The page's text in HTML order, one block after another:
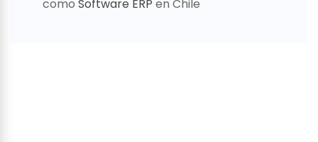
como Software ERP en Chile